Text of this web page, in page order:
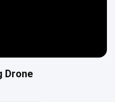
Drone